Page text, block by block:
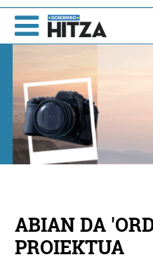
ABIAN DA
PROIEKTUA